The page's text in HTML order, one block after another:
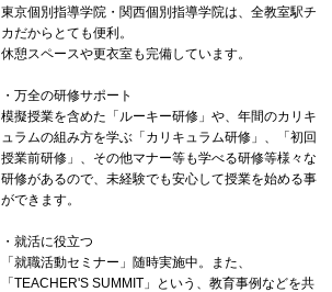
東京個別指導学院・関西個別指導学院は、全教室駅チ
カだからとても便利。
休憩スペースや更衣室も完備しています。
・万全の研修サポート
模擬授業を含めた「ルーキー研修」や、年間のカリキ
ュラムの組み方を学ぶ「カリキュラム研修」、「初回
授業前研修」、その他マナー等も学べる研修等様々な
研修があるので、未経験でも安心して授業を始める事
ができます。
・就活に役立つ
「就職活動セミナー」随時実施中。また、
「TEACHER'S SUMMIT」という、教育事例などを共